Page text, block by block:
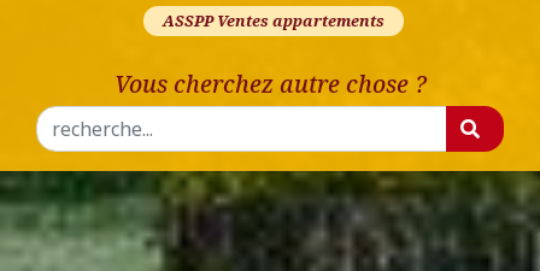
ASSPP Ventes appartements
Vous cherchez autre chose ?
Rechercher